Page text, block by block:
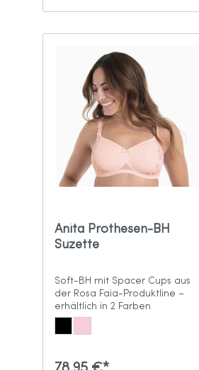
Anita Prothesen-BH
Suzette
Soft-BH mit Spacer Cups aus
der Rosa Faia-Produktline –
erhältlich in 2 Farben